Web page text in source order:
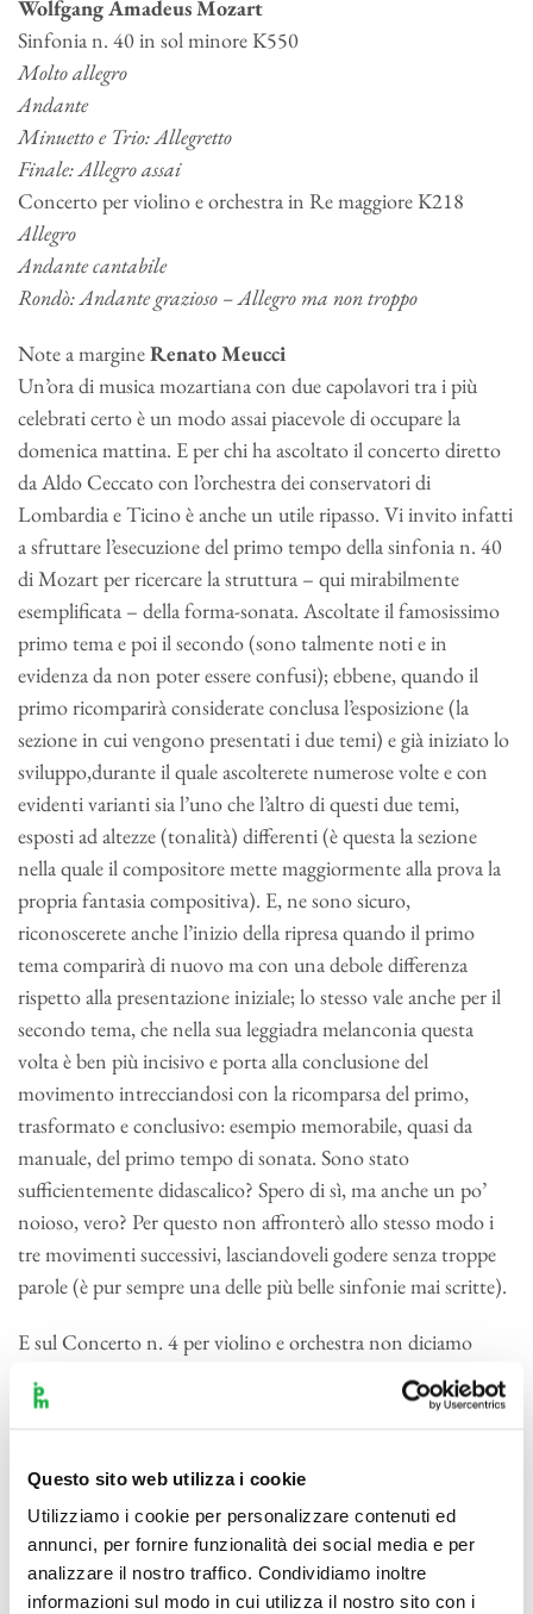
Questo sito web utilizza i cookie
Utilizziamo i cookie per personalizzare contenuti ed
annunci, per fornire funzionalità dei social media e per
analizzare il nostro traffico. Condividiamo inoltre
informazioni sul modo in cui utilizza il nostro sito con i
Wolfgang Amadeus Mozart
Sinfonia n. 40 in sol minore K550
Molto allegro
Andante
Minuetto e Trio: Allegretto
Finale: Allegro assai
Concerto per violino e orchestra in Re maggiore K218
Allegro
Andante cantabile
Rondò: Andante grazioso – Allegro ma non troppo
Note a margineRenato Meucci
Un’ora di musica mozartiana con due capolavori tra i più
celebrati certo è un modo assai piacevole di occupare la
domenica mattina. E per chi ha ascoltato il concerto diretto
da Aldo Ceccato con l’orchestra dei conservatori di
Lombardia e Ticino è anche un utile ripasso. Vi invito infatti
a sfruttare l’esecuzione del primo tempo della sinfonia n. 40
di Mozart per ricercare la struttura – qui mirabilmente
esemplificata – della forma-sonata. Ascoltate il famosissimo
primo tema e poi il secondo (sono talmente noti e in
evidenza da non poter essere confusi); ebbene, quando il
primo ricomparirà considerate conclusa l’esposizione (la
sezione in cui vengono presentati i due temi) e già iniziato lo
sviluppo,durante il quale ascolterete numerose volte e con
evidenti varianti sia l’uno che l’altro di questi due temi,
esposti ad altezze (tonalità) differenti (è questa la sezione
nella quale il compositore mette maggiormente alla prova la
propria fantasia compositiva). E, ne sono sicuro,
riconoscerete anche l’inizio della ripresa quando il primo
tema comparirà di nuovo ma con una debole differenza
rispetto alla presentazione iniziale; lo stesso vale anche per il
secondo tema, che nella sua leggiadra melanconia questa
volta è ben più incisivo e porta alla conclusione del
movimento intrecciandosi con la ricomparsa del primo,
trasformato e conclusivo: esempio memorabile, quasi da
manuale, del primo tempo di sonata. Sono stato
sufficientemente didascalico? Spero di sì, ma anche un po’
noioso, vero? Per questo non affronterò allo stesso modo i
tre movimenti successivi, lasciandoveli godere senza troppe
parole (è pur sempre una delle più belle sinfonie mai scritte).
E sul Concerto n. 4 per violino e orchestra non diciamo
nulla? Beh visto che ho occupato più spazio con l’altro brano
in programma vi dico solo: tralasciamo il primo movimento,
terzo (un Rondò basato su un rustico tema di danza), ma
concentriamoci sul secondo, un Adagio che, pur senza
toccare i vertici di altre sue composizioni, basterebbe a
garantire al grande compositore l’accesso all’empireo
musicale.